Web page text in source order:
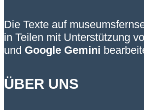
Die Texte auf
in Teilen mit Unterstützung
und Google Gemini
ÜBER UNS